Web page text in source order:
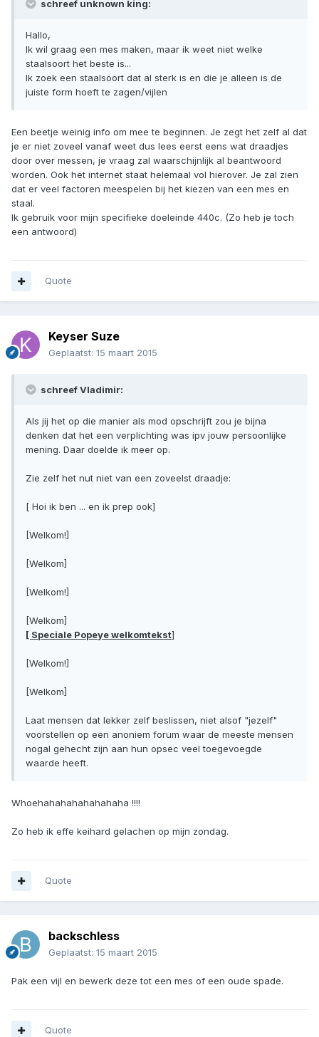
schreef unknown king:
Hallo,
Ik wil graag een mes maken, maar ik weet niet welke
staalsoort het beste is...
Ik zoek een staalsoort dat al sterk is en die je alleen is de
juiste form hoeft te zagen/vijlen
Een beetje weinig info om mee te beginnen. Je zegt het zelf al dat
je er niet zoveel vanaf weet dus lees eerst eens wat draadjes
door over messen, je vraag zal waarschijnlijk al beantwoord
worden. Ook het internet staat helemaal vol hierover. Je zal zien
dat er veel factoren meespelen bij het kiezen van een mes en
staal.
Ik gebruik voor mijn specifieke doeleinde 440c. (Zo heb je toch
een antwoord)
Quote
Keyser Suze
Geplaatst: 15 maart 2015
schreef Vladimir:
Als jij het op die manier als mod opschrijft zou je bijna
denken dat het een verplichting was ipv jouw persoonlijke
mening. Daar doelde ik meer op.
Zie zelf het nut niet van een zoveelst draadje:
[ Hoi ik ben ... en ik prep ook]
[Welkom!]
[Welkom]
[Welkom!]
[Welkom]
[ Speciale Popeye welkomtekst]
[Welkom!]
[Welkom]
Laat mensen dat lekker zelf beslissen, niet alsof "jezelf"
voorstellen op een anoniem forum waar de meeste mensen
nogal gehecht zijn aan hun opsec veel toegevoegde
waarde heeft.
Whoehahahahahahahaha !!!!
Zo heb ik effe keihard gelachen op mijn zondag.
Quote
backschless
Geplaatst: 15 maart 2015
Pak een vijl en bewerk deze tot een mes of een oude spade.
Quote